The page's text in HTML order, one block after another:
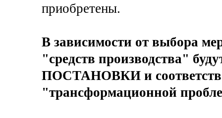
приобретены.
В зависимости от выбора
"средств производства"
ПОСТАНОВКИ и
"трансформационной